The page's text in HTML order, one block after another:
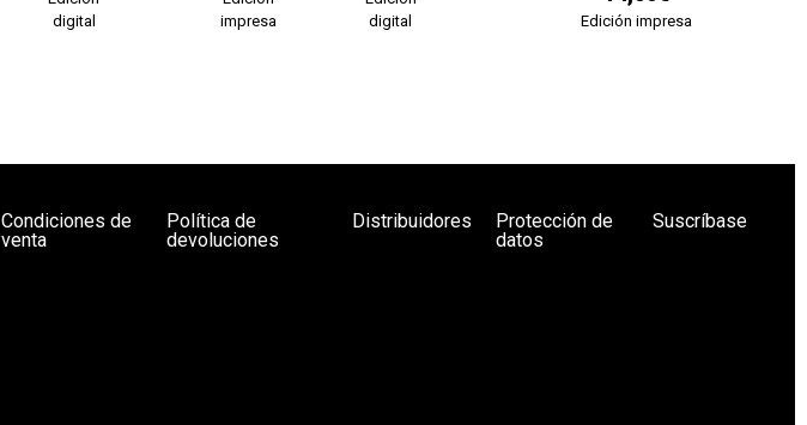
digital
impresa
digital
Edición impresa
Condiciones de
venta
Política de
devoluciones
Distribuidores
Protección de
datos
Suscríbase